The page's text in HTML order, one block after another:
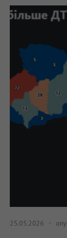
25.05.2026